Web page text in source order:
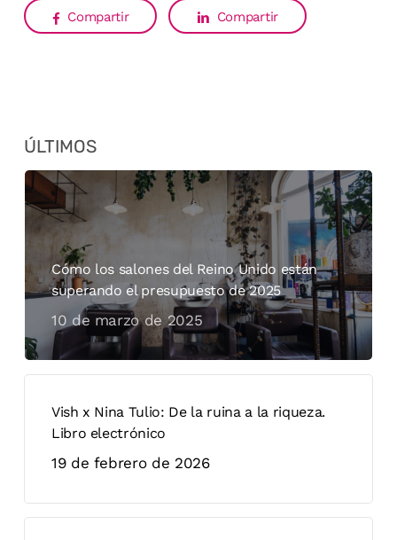
Compartir Compartir
ÚLTIMOS
Cómo los salones del Reino Unido están
superando el presupuesto de 2025
10 de marzo de 2025
Vish x Nina Tulio: De la ruina a la riqueza.
Libro electrónico
19 de febrero de 2026